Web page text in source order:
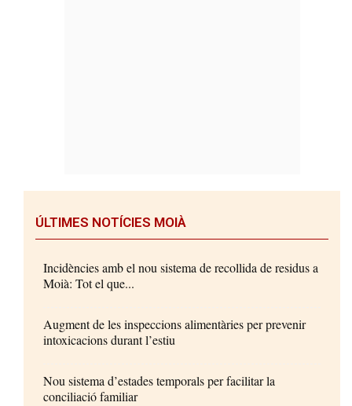
ÚLTIMES NOTÍCIES MOIÀ
Incidències amb el nou sistema de recollida de residus a
Moià: Tot el que...
Augment de les inspeccions alimentàries per prevenir
intoxicacions durant l’estiu
Nou sistema d’estades temporals per facilitar la
conciliació familiar